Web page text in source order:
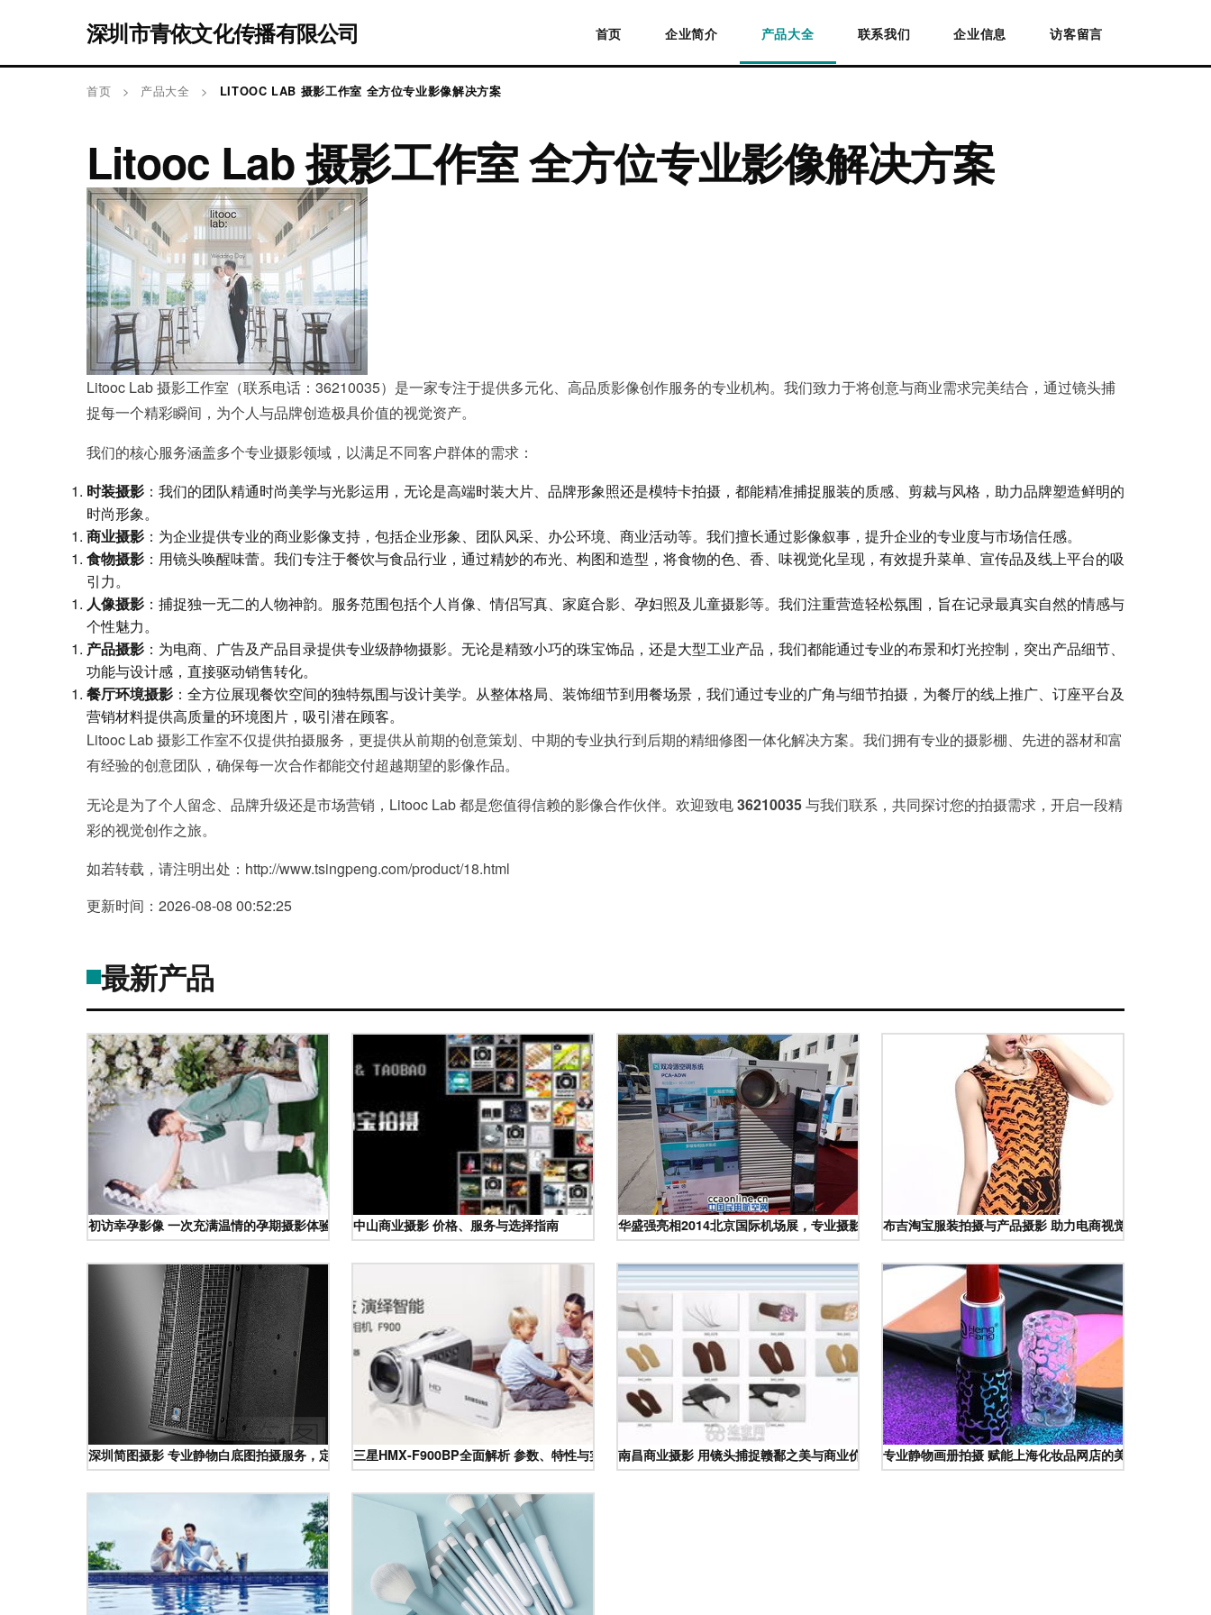
深圳市青依文化传播有限公司 首页 企业简介 产品大全 联系我们 企业信息 访客留言
首页 > 产品大全 > LITOOC LAB 摄影工作室 全方位专业影像解决方案
Litooc Lab 摄影工作室 全方位专业影像解决方案
Litooc Lab 摄影工作室（联系电话：36210035）是一家专注于提供多元化、高品质影像创作服务的专业机构。我们致力于将创意与商业需求完美结合，通过镜头捕
捉每一个精彩瞬间，为个人与品牌创造极具价值的视觉资产。
我们的核心服务涵盖多个专业摄影领域，以满足不同客户群体的需求：
时装摄影 ：我们的团队精通时尚美学与光影运用，无论是高端时装大片、品牌形象照还是模特卡拍摄，都能精准捕捉服装的质感、剪裁与风格，助力品牌塑造鲜明的
时尚形象。
商业摄影 ：为企业提供专业的商业影像支持，包括企业形象、团队风采、办公环境、商业活动等。我们擅长通过影像叙事，提升企业的专业度与市场信任感。
食物摄影 ：用镜头唤醒味蕾。我们专注于餐饮与食品行业，通过精妙的布光、构图和造型，将食物的色、香、味视觉化呈现，有效提升菜单、宣传品及线上平台的吸
引力。
人像摄影 ：捕捉独一无二的人物神韵。服务范围包括个人肖像、情侣写真、家庭合影、孕妇照及儿童摄影等。我们注重营造轻松氛围，旨在记录最真实自然的情感与
个性魅力。
产品摄影 ：为电商、广告及产品目录提供专业级静物摄影。无论是精致小巧的珠宝饰品，还是大型工业产品，我们都能通过专业的布景和灯光控制，突出产品细节、
功能与设计感，直接驱动销售转化。
餐厅环境摄影 ：全方位展现餐饮空间的独特氛围与设计美学。从整体格局、装饰细节到用餐场景，我们通过专业的广角与细节拍摄，为餐厅的线上推广、订座平台及
营销材料提供高质量的环境图片，吸引潜在顾客。
Litooc Lab 摄影工作室不仅提供拍摄服务，更提供从前期的创意策划、中期的专业执行到后期的精细修图一体化解决方案。我们拥有专业的摄影棚、先进的器材和富
有经验的创意团队，确保每一次合作都能交付超越期望的影像作品。
无论是为了个人留念、品牌升级还是市场营销，Litooc Lab 都是您值得信赖的影像合作伙伴。欢迎致电36210035与我们联系，共同探讨您的拍摄需求，开启一段精
彩的视觉创作之旅。
如若转载，请注明出处：http://www.tsingpeng.com/product/18.html
更新时间：2026-08-08 00:52:25
最新产品
初访幸孕影像 一次充满温情的孕期摄影体验 中山商业摄影 价格、服务与选择指南 华盛强亮相2014北京国际机场展，专业摄影服务记录航空创新风采布吉淘宝服装拍摄与产品摄影 助力电商视觉升级的商务服
深圳简图摄影 专业静物白底图拍摄服务，定格产品的纯净之美三星HMX-F900BP全面解析 参数、特性与实用摄影指南南昌商业摄影 用镜头捕捉赣鄱之美与商业价值 专业静物画册拍摄 赋能上海化妆品网店的美学升级